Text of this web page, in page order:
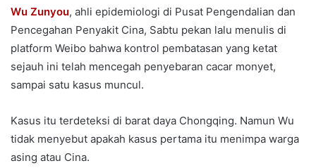
Wu Zunyou, ahli epidemiologi di Pusat Pengendalian dan
Pencegahan Penyakit Cina, Sabtu pekan lalu menulis di
platform Weibo bahwa kontrol pembatasan yang ketat
sejauh ini telah mencegah penyebaran cacar monyet,
sampai satu kasus muncul.
Kasus itu terdeteksi di barat daya Chongqing. Namun Wu
tidak menyebut apakah kasus pertama itu menimpa warga
asing atau Cina.